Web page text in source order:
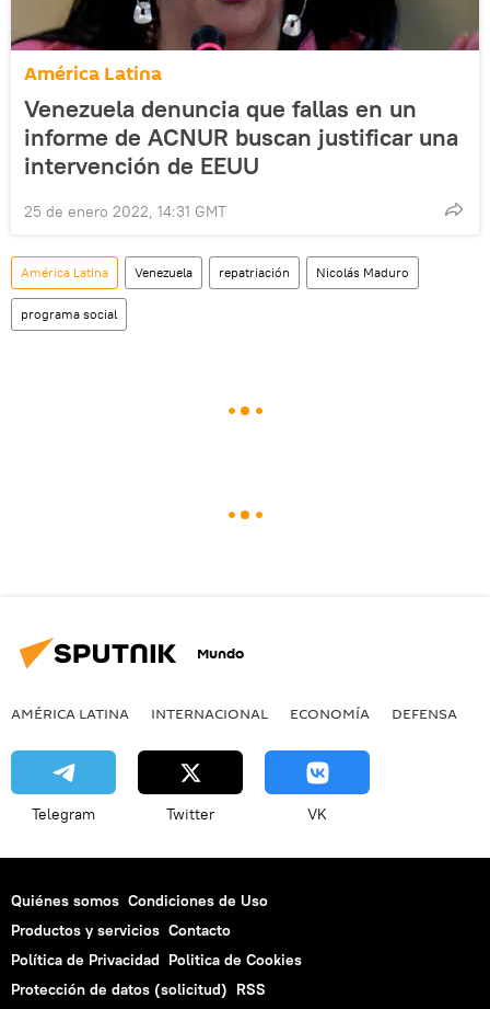
América Latina
Venezuela denuncia que fallas en un
informe de ACNUR buscan justificar una
intervención de EEUU
25 de enero 2022, 14:31 GMT
América Latina Venezuela repatriación Nicolás Maduro
programa social
Mundo
AMÉRICA LATINA INTERNACIONAL ECONOMÍA DEFENSA
Telegram Twitter VK
Quiénes somos Condiciones de Uso
Productos y servicios Contacto
Política de Privacidad Politica de Cookies
Protección de datos (solicitud) RSS